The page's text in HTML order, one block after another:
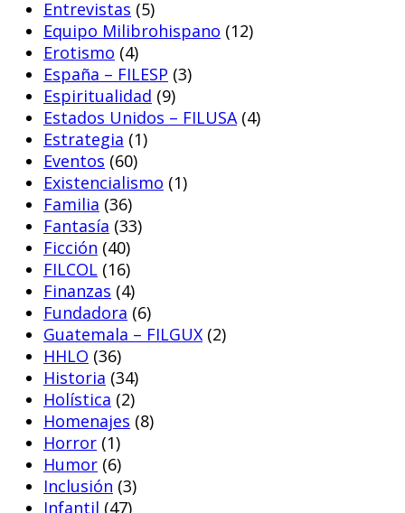
Entrevistas (5)
Equipo Milibrohispano (12)
Erotismo (4)
España – FILESP (3)
Espiritualidad (9)
Estados Unidos – FILUSA (4)
Estrategia (1)
Eventos (60)
Existencialismo (1)
Familia (36)
Fantasía (33)
Ficción (40)
FILCOL (16)
Finanzas (4)
Fundadora (6)
Guatemala – FILGUX (2)
HHLO (36)
Historia (34)
Holística (2)
Homenajes (8)
Horror (1)
Humor (6)
Inclusión (3)
Infantil (47)